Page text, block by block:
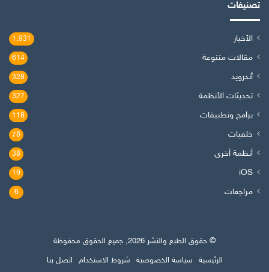
تصنيفات
الأخبار 1٬931
مقالات متنوعة 614
أندرويد 328
تحديثات الأنظمة 327
برامج وتطبيقات 118
خلفيات 78
أنظمة أخرى 38
iOS
19
مراجعات 6
© حقوق الطبع والنشر 2026, جميع الحقوق محفوظة
الرئيسية
سياسة الخصوصية شروط الاستخدام اتصل بنا